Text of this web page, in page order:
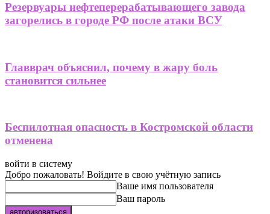
Резервуары нефтеперерабатывающего завода
загорелись в городе РФ после атаки ВСУ
Главврач объяснил, почему в жару боль
становится сильнее
Беспилотная опасность в Костромской области
отменена
войти в систему
Добро пожаловать! Войдите в свою учётную запись
Ваше имя пользователя
Ваш пароль